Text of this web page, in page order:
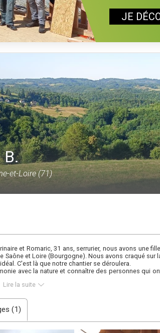
JE
B.
et-Loire (71)
et Romaric, 31 ans, serrurier, nous avons une
et Loire (Bourgogne). Nous avons craqué sur
C'est là que notre chantier se déroulera.
avec la nature et connaître des personnes qui
Lire la suite
(1)